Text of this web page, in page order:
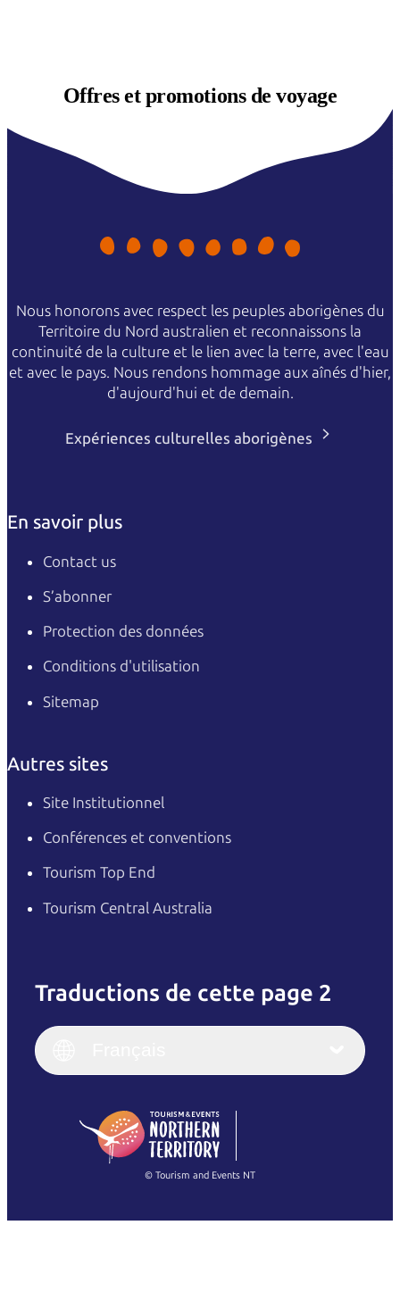
Offres etpromotions de voyage
Nous honorons avec respect les peuples aborigènes du
Territoire du Nord australien et reconnaissons la
continuité de la culture et le lien avec la terre, avec l'eau
et avec le pays. Nous rendons hommage aux aînés d'hier,
d'aujourd'hui et de demain.
Expériences culturelles aborigènes
En savoir plus
Contact us
S’abonner
Protection des données
Conditions d'utilisation
Sitemap
Autres sites
Site Institutionnel
Conférences et conventions
Tourism Top End
Tourism Central Australia
Traductions de cette page 2
English
(Singapore)
Français
Italiano
繁體中文
© Tourism and Events NT